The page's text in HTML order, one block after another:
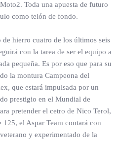
Toda una apuesta de futuro
como telón de fondo.
hierro cuatro de los últimos seis
con la tarea de ser el equipo a
pequeña. Es por eso que para su
la montura Campeona del
que estará impulsada por un
prestigio en el Mundial de
pretender el cetro de Nico Terol,
el Aspar Team contará con
y experimentado de la